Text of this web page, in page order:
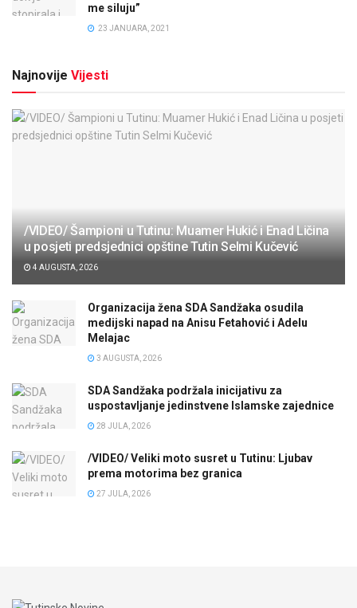
me siluju”
23 JANUARA, 2021
Najnovije Vijesti
/VIDEO/ Šampioni u Tutinu: Muamer Hukić i Enad Ličina
u posjeti predsjednici opštine Tutin Selmi Kučević
4 AUGUSTA, 2026
Organizacija žena SDA Sandžaka osudila
medijski napad na Anisu Fetahović i Adelu
Melajac
3 AUGUSTA, 2026
SDA Sandžaka podržala inicijativu za
uspostavljanje jedinstvene Islamske zajednice
28 JULA, 2026
/VIDEO/ Veliki moto susret u Tutinu: Ljubav
prema motorima bez granica
27 JULA, 2026